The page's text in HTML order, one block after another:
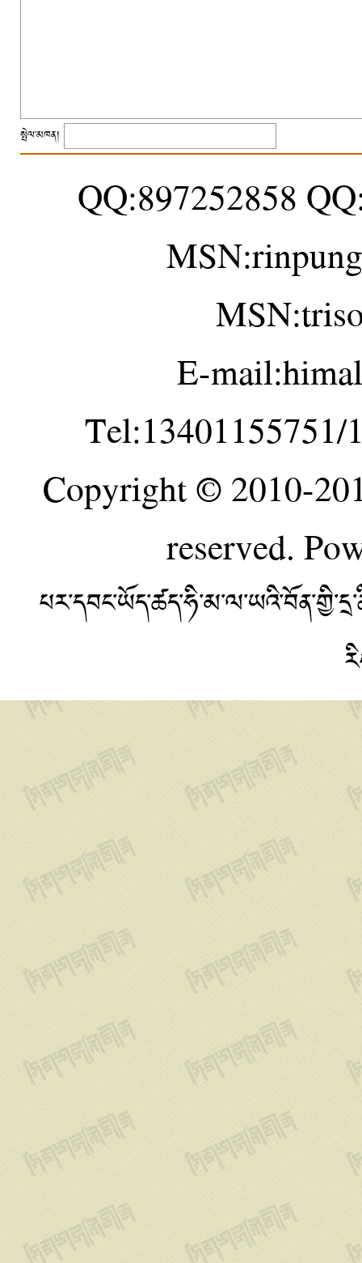
སྤེལ་མཁན།
QQ:897252858
E-
Tel:13401155751/
Copyright © 2010-
reserved.